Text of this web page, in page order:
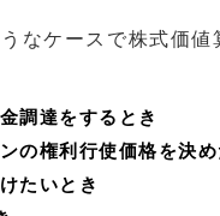
なケースで株式価値
調達をするとき
の権利行使価格を決め
たいとき